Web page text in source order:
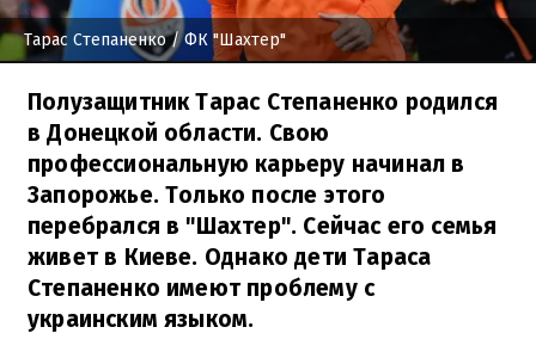
Тарас Степаненко/ ФК "Шахтер"
Полузащитник Тарас Степаненко родился
в Донецкой области. Свою
профессиональную карьеру начинал в
Запорожье. Только после этого
перебрался в "Шахтер". Сейчас его семья
живет в Киеве. Однако дети Тараса
Степаненко имеют проблему с
украинским языком.